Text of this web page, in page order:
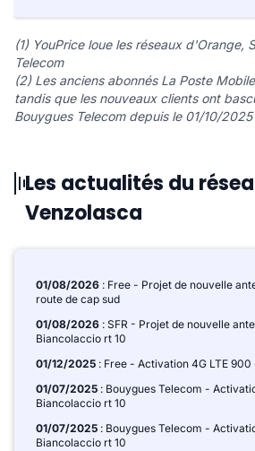
(1) YouPrice loue les réseaux d'Orange,
Telecom
(2) Les anciens abonnés La Poste
tandis que les nouveaux clients ont
Bouygues Telecom depuis le 01/10/2025
Les actualités du
Venzolasca
01/08/2026 : Free - Projet de nouvelle
route de cap sud
01/08/2026 : SFR - Projet de nouvelle
Biancolaccio rt 10
01/12/2025 : Free - Activation 4G LTE
01/07/2025 : Bouygues Telecom -
Biancolaccio rt 10
01/07/2025 : Bouygues Telecom -
Biancolaccio rt 10